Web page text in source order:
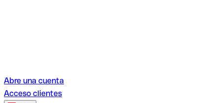
Abre una cuenta
Acceso clientes